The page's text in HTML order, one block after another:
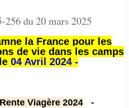
256 du 20 mars 2025
la France pour les
de vie dans les camps
04 Avril 2024 -
Viagère 2024 -